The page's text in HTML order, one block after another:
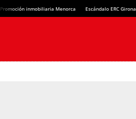
Promoción inmobiliaria Menorca Escándalo ERC Girona